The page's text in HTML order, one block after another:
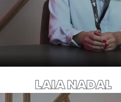
LAIA NADAL